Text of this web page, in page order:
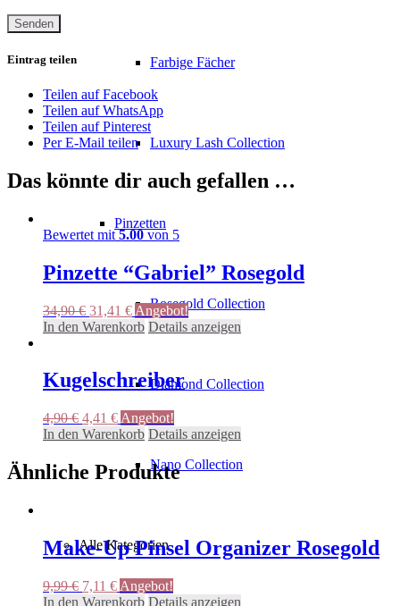
Farbige Fächer
Luxury Lash Collection
Pinzetten
Rosegold Collection
Diamond Collection
Nano Collection
Alle Kategorien
Eintrag teilen
Teilen auf Facebook
Teilen auf WhatsApp
Teilen auf Pinterest
Per E-Mail teilen
Das könnte dir auch gefallen …
Bewertet mit5.00von 5
Pinzette “Gabriel” Rosegold
34,90€ Ursprünglicher
Preis
31,41 €Aktueller
Preis
Angebot!
In den Warenkorb Details anzeigen
Kugelschreiber
4,90€ Ursprünglicher
Preis
4,90 €
4,41 €Aktueller
Preis
4,41 €.
Angebot!
In den Warenkorb Details anzeigen
Ähnliche Produkte
Make-Up Pinsel Organizer Rosegold
9,99€ Ursprünglicher
Preis
7,11 €Aktueller
Preis
Angebot!
In den Warenkorb Details anzeigen